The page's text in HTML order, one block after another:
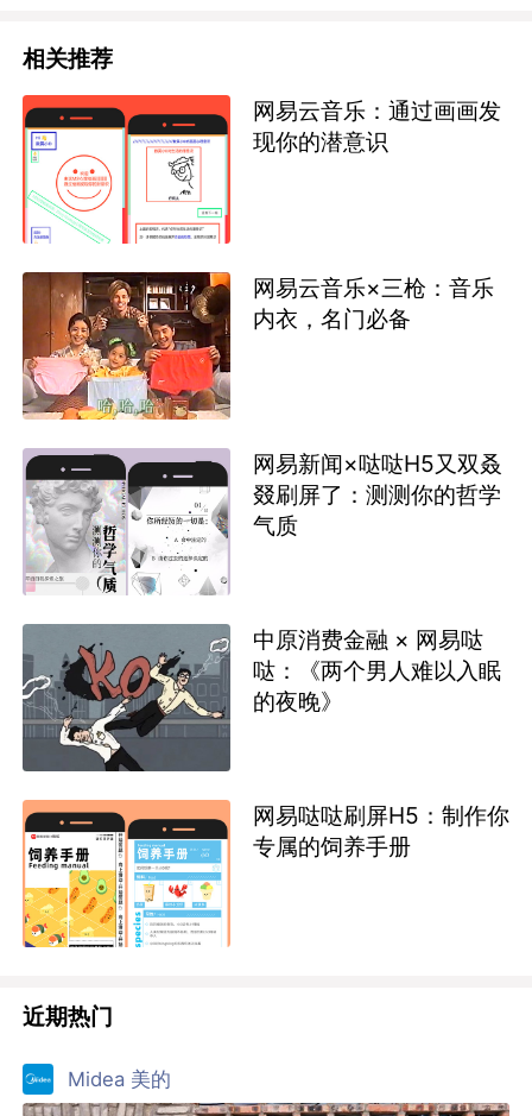
相关推荐
网易云音乐：通过画画发
现你的潜意识
网易云音乐×三枪：音乐
内衣，名门必备
网易新闻×哒哒H5又双叒
叕刷屏了：测测你的哲学
气质
中原消费金融 × 网易哒
哒：《两个男人难以入眠
的夜晚》
网易哒哒刷屏H5：制作你
专属的饲养手册
近期热门
Midea 美的